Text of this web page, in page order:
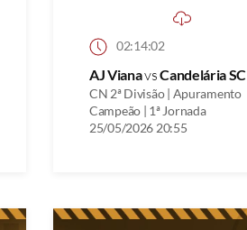
02:14:02
AJ VianavsCandelária SC
CN 2ª Divisão | Apuramento
Campeão | 1ª Jornada
25/05/2026 20:55